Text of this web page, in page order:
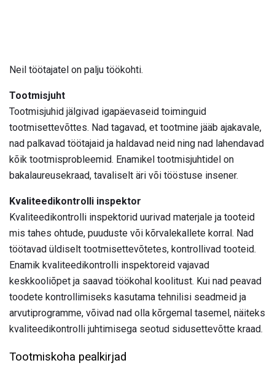
Neil töötajatel on palju töökohti.
Tootmisjuht
Tootmisjuhid jälgivad igapäevaseid toiminguid
tootmisettevõttes. Nad tagavad, et tootmine jääb ajakavale,
nad palkavad töötajaid ja haldavad neid ning nad lahendavad
kõik tootmisprobleemid. Enamikel tootmisjuhtidel on
bakalaureusekraad, tavaliselt äri või tööstuse insener.
Kvaliteedikontrolli inspektor
Kvaliteedikontrolli inspektorid uurivad materjale ja tooteid
mis tahes ohtude, puuduste või kõrvalekallete korral. Nad
töötavad üldiselt tootmisettevõtetes, kontrollivad tooteid.
Enamik kvaliteedikontrolli inspektoreid vajavad
keskkooliõpet ja saavad töökohal koolitust. Kui nad peavad
toodete kontrollimiseks kasutama tehnilisi seadmeid ja
arvutiprogramme, võivad nad olla kõrgemal tasemel, näiteks
kvaliteedikontrolli juhtimisega seotud sidusettevõtte kraad.
Tootmiskoha pealkirjad